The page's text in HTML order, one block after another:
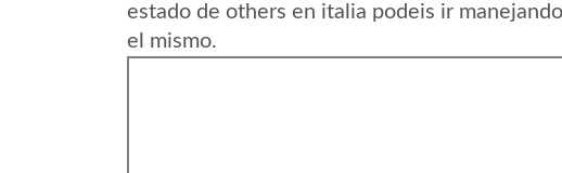
estado de others en italia podeis ir
el mismo.